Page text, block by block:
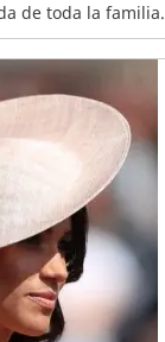
de toda la familia.